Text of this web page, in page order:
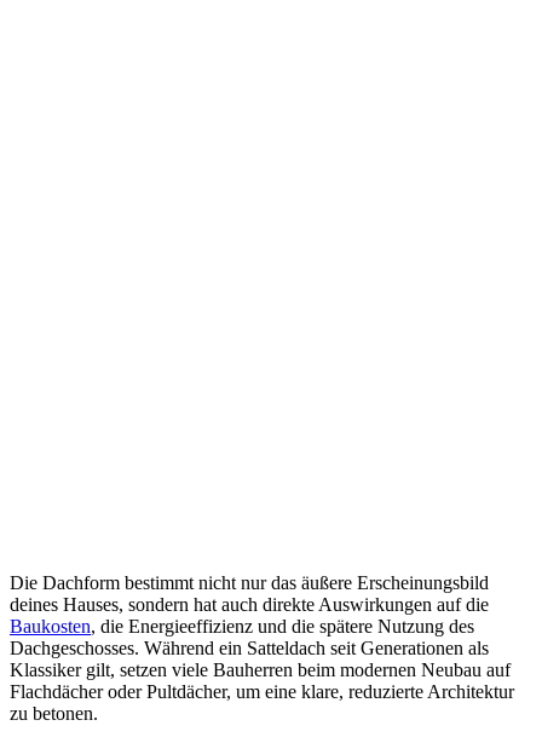
Die Dachform bestimmt nicht nur das äußere Erscheinungsbild
deines Hauses, sondern hat auch direkte Auswirkungen auf die
Baukosten, die Energieeffizienz und die spätere Nutzung des
Dachgeschosses. Während ein Satteldach seit Generationen als
Klassiker gilt, setzen viele Bauherren beim modernen Neubau auf
Flachdächer oder Pultdächer, um eine klare, reduzierte Architektur
zu betonen.